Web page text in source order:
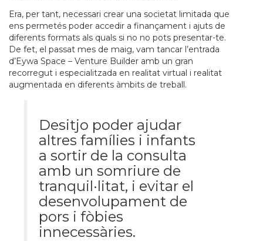
Era, per tant, necessari crear una societat limitada que
ens permetés poder accedir a finançament i ajuts de
diferents formats als quals si no no pots presentar-te.
De fet, el passat mes de maig, vam tancar l’entrada
d’Eywa Space – Venture Builder amb un gran
recorregut i especialitzada en realitat virtual i realitat
augmentada en diferents àmbits de treball.
Desitjo poder ajudar
altres famílies i infants
a sortir de la consulta
amb un somriure de
tranquil·litat, i evitar el
desenvolupament de
pors i fòbies
innecessàries.